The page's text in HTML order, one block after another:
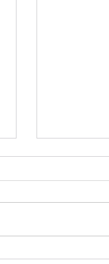
Gemeenten,